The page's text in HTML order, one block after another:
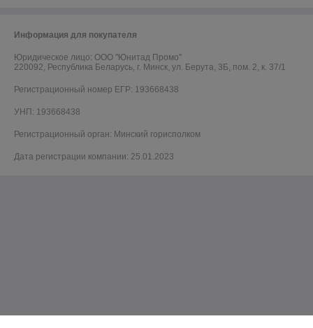
Информация для покупателя
Юридическое лицо: OOO "Юнитад Промо"
220092, Республика Беларусь, г. Минск, ул. Берута, 3Б, пом. 2, к. 37/1
Регистрационный номер ЕГР: 193668438
УНП: 193668438
Регистрационный орган: Минский горисполком
Дата регистрации компании: 25.01.2023